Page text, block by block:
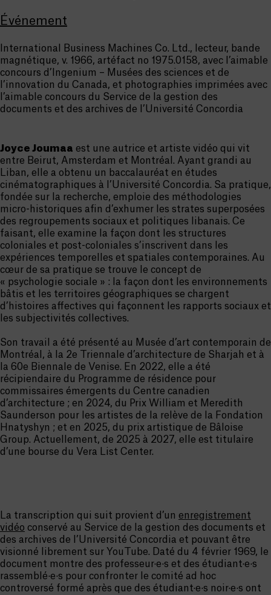
Événement
International Business Machines Co. Ltd., lecteur, bande
magnétique, v. 1966, artéfact no 1975.0158, avec l’aimable
concours d’Ingenium – Musées des sciences et de
l’innovation du Canada, et photographies imprimées avec
l’aimable concours du Service de la gestion des
documents et des archives de l’Université Concordia
Joyce Joumaa est une autrice et artiste vidéo qui vit
entre Beirut, Amsterdam et Montréal. Ayant grandi au
Liban, elle a obtenu un baccalauréat en études
cinématographiques à l’Université Concordia. Sa pratique,
fondée sur la recherche, emploie des méthodologies
micro-historiques afin d’exhumer les strates superposées
des regroupements sociaux et politiques libanais. Ce
faisant, elle examine la façon dont les structures
coloniales et post-coloniales s’inscrivent dans les
expériences temporelles et spatiales contemporaines. Au
cœur de sa pratique se trouve le concept de
« psychologie sociale » : la façon dont les environnements
bâtis et les territoires géographiques se chargent
d’histoires affectives qui façonnent les rapports sociaux et
les subjectivités collectives.
Son travail a été présenté au Musée d’art contemporain de
Montréal, à la 2e Triennale d’architecture de Sharjah et à
la 60e Biennale de Venise. En 2022, elle a été
récipiendaire du Programme de résidence pour
commissaires émergents du Centre canadien
d’architecture ; en 2024, du Prix William et Meredith
Saunderson pour les artistes de la relève de la Fondation
Hnatyshyn ; et en 2025, du prix artistique de Bâloise
Group. Actuellement, de 2025 à 2027, elle est titulaire
d’une bourse du Vera List Center.
La transcription qui suit provient d’un enregistrement
vidéo conservé au Service de la gestion des documents et
des archives de l’Université Concordia et pouvant être
visionné librement sur YouTube. Daté du 4 février 1969, le
document montre des professeur·e·s et des étudiant·e·s
rassemblé·e·s pour confronter le comité ad hoc
controversé formé après que des étudiant·e·s noir·e·s ont